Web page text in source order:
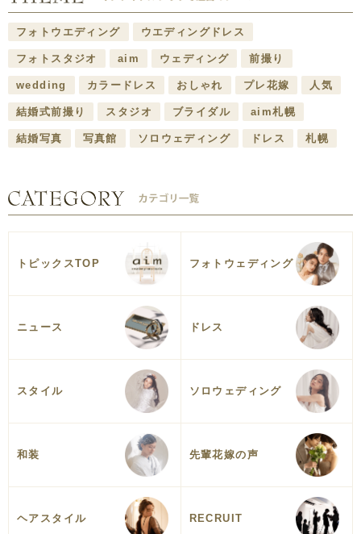
フォトウエディング ウエディングドレス
フォトスタジオ aim ウェディング 前撮り
wedding カラードレス おしゃれ プレ花嫁 人気
結婚式前撮り スタジオ ブライダル aim札幌
結婚写真 写真館 ソロウェディング ドレス 札幌
トピックスTOP フォトウェディング
ニュース ドレス
スタイル ソロウェディング
和装 先輩花嫁の声
ヘアスタイル RECRUIT